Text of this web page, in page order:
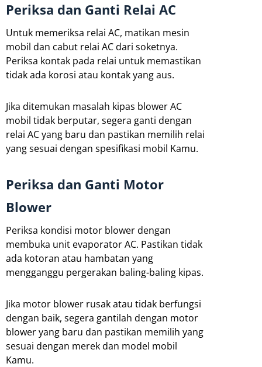
Periksa dan Ganti Relai AC
Untuk memeriksa relai AC, matikan mesin
mobil dan cabut relai AC dari soketnya.
Periksa kontak pada relai untuk memastikan
tidak ada korosi atau kontak yang aus.
Jika ditemukan masalah kipas blower AC
mobil tidak berputar, segera ganti dengan
relai AC yang baru dan pastikan memilih relai
yang sesuai dengan spesifikasi mobil Kamu.
Periksa dan Ganti Motor
Blower
Periksa kondisi motor blower dengan
membuka unit evaporator AC. Pastikan tidak
ada kotoran atau hambatan yang
mengganggu pergerakan baling-baling kipas.
Jika motor blower rusak atau tidak berfungsi
dengan baik, segera gantilah dengan motor
blower yang baru dan pastikan memilih yang
sesuai dengan merek dan model mobil
Kamu.